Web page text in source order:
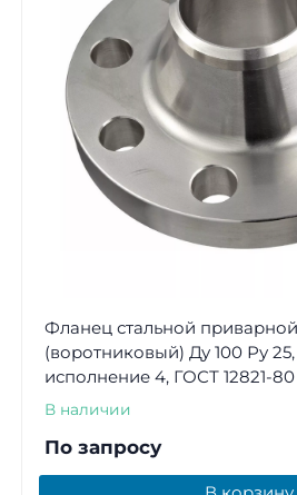
Фланец стальной
(воротниковый) Ду 100 Ру 25,
исполнение 4, ГОСТ 12821-80
В наличии
По запросу